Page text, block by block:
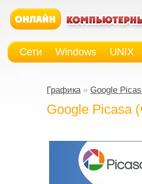
Сети Windows UNIX
Графика» Google
Google Picasa